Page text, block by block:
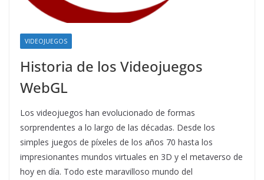
VIDEOJUEGOS
Historia de los Videojuegos
WebGL
Los videojuegos han evolucionado de formas
sorprendentes a lo largo de las décadas. Desde los
simples juegos de píxeles de los años 70 hasta los
impresionantes mundos virtuales en 3D y el metaverso de
hoy en día. Todo este maravilloso mundo del